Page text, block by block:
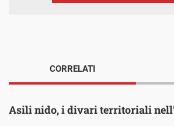
CORRELATI
Asili nido, i divari territoriali